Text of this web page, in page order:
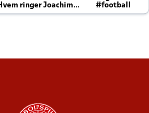
ringer Joachim
#football